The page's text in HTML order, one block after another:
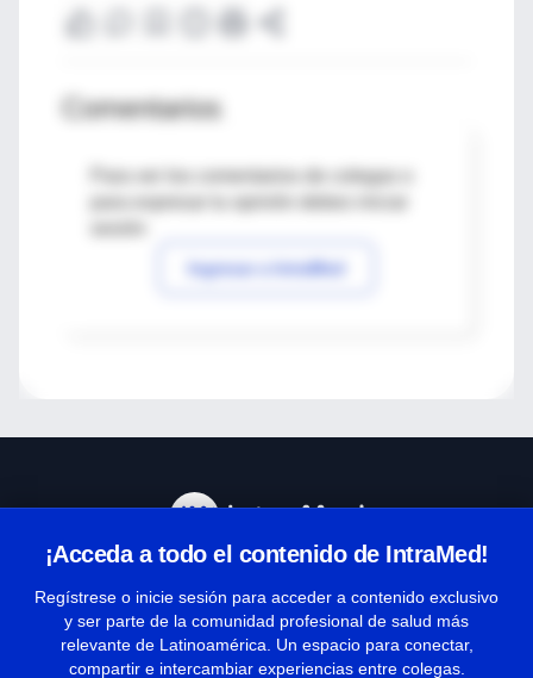
Comentarios
Para ver los comentarios de colegas o
Ingresar a IntraMed
¡Acceda a todo el contenido de IntraMed!
Regístrese o inicie sesión para acceder a contenido exclusivo
y ser parte de la comunidad profesional de salud más
relevante de Latinoamérica. Un espacio para conectar,
compartir e intercambiar experiencias entre colegas.
Términos y condiciones